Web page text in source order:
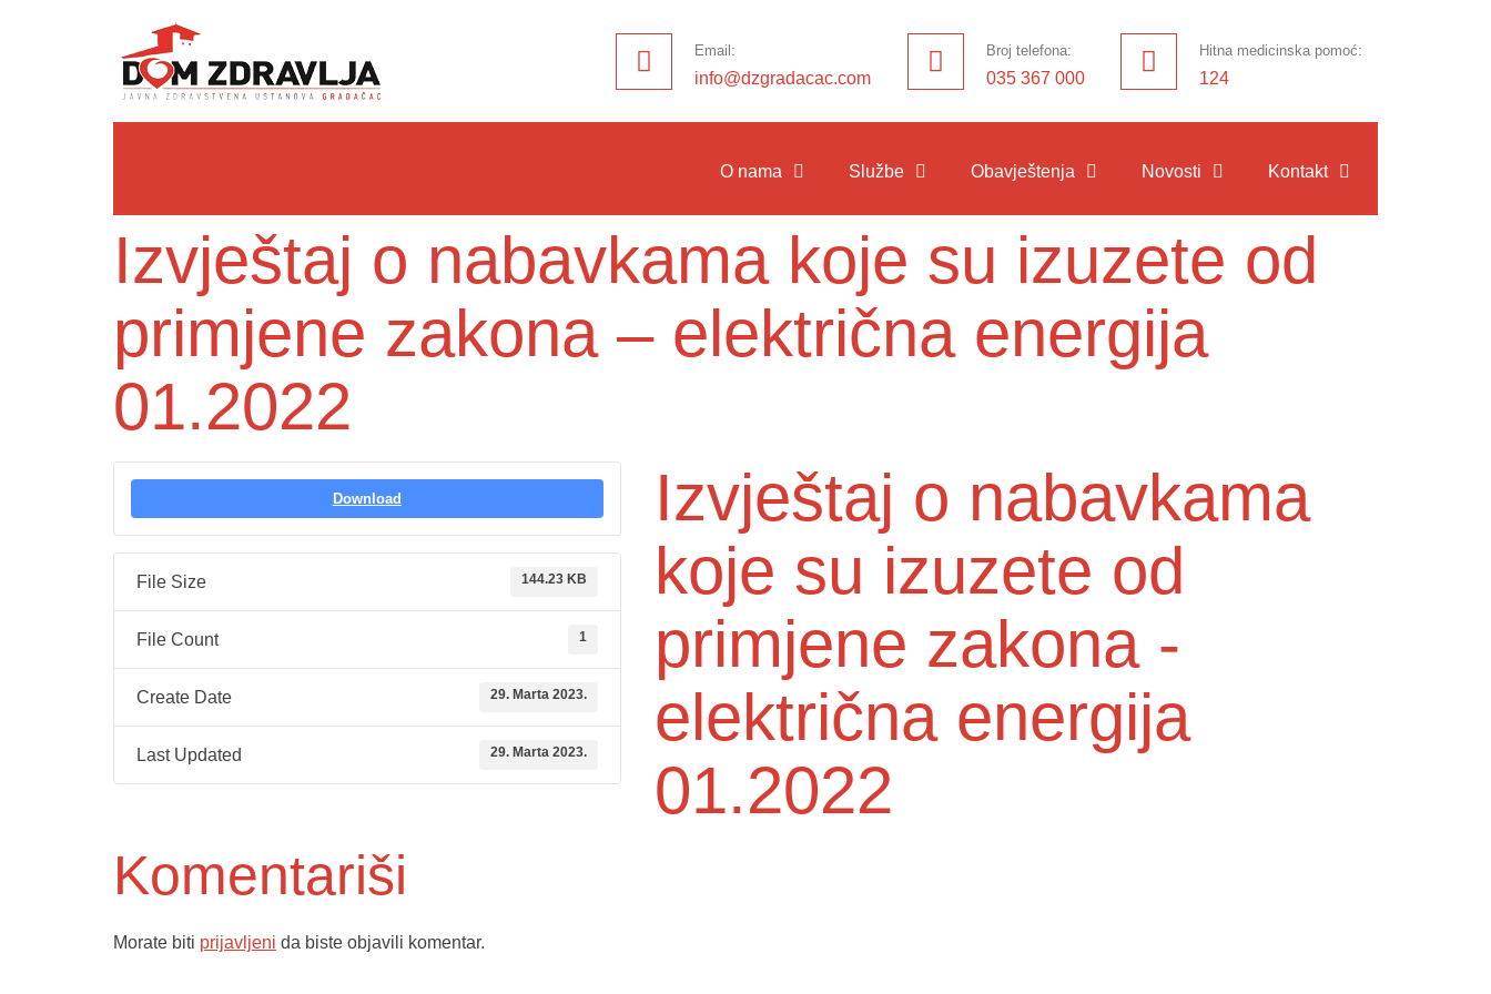
Email:
info@dzgradacac.com
Broj telefona:
035 367 000
Hitna medicinska pomoć:
124
O nama Službe Obavještenja Novosti Kontakt
Izvještaj o nabavkama koje su izuzete od
primjene zakona – električna energija
01.2022
Download
File Size 144.23 KB
File Count 1
Create Date 29. Marta 2023.
Last Updated 29. Marta 2023.
Izvještaj o nabavkama
koje su izuzete od
primjene zakona -
električna energija
01.2022
Komentariši
Morate biti prijavljeni da biste objavili komentar.